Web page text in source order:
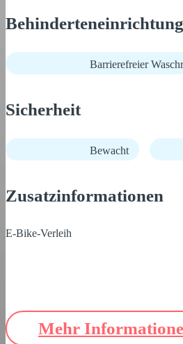
Barrierefreier
Sicherheit
Bewacht
Zusatzinformationen
E-Bike-Verleih
Mehr